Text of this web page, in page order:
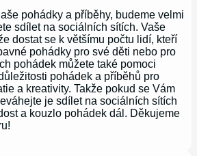
pohádky a příběhy, budeme velmi
sdílet na sociálních sítích. Vaše
dostat se k většímu počtu lidí, kteří
pohádky pro své děti nebo pro
pohádek můžete také pomoci
pohádek a příběhů pro
a kreativity. Takže pokud se Vám
je sdílet na sociálních sítích
a kouzlo pohádek dál. Děkujeme